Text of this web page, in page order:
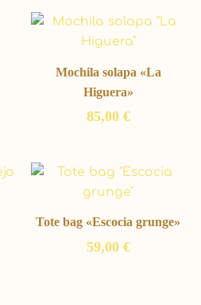
Mochila solapa «La
Higuera»
85,00 €
Tote bag «Escocia grunge»
59,00 €